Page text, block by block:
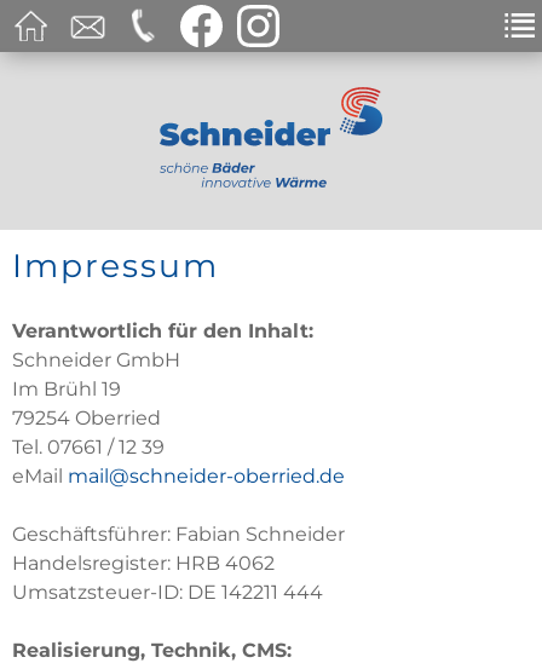
Impressum
Verantwortlich für den Inhalt:
Schneider GmbH
Im Brühl 19
79254 Oberried
Tel. 07661 / 12 39
eMail mail@schneider-oberried.de
Geschäftsführer: Fabian Schneider
Handelsregister: HRB 4062
Umsatzsteuer-ID: DE 142211 444
Realisierung, Technik, CMS: